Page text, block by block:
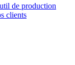
de production
clients